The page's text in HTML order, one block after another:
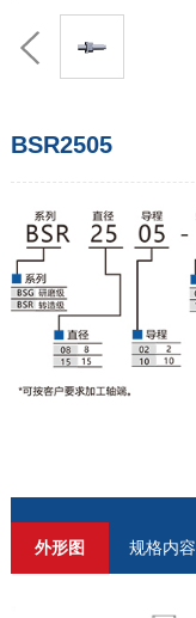
BSR2505
外形图 规格内容